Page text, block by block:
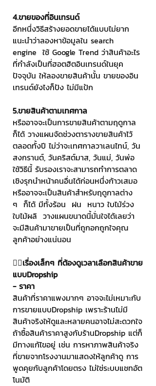
4.ขายของที่อินเทรนด์
อีกหนึ่งวิธีสร้างยอดขายได้แบบไม่ยาก
แนะนำว่าลองหาข้อมูลใน search
engine  ใช้ Google Trend ว่าสินค้าอะไร
ที่กำลังเป็นที่ฮอตฮิตอินเทรนด์ในยุค
ปัจจุบัน ให้ลองขายสินค้านั้น ขายของอิน
เทรนด์ยังไงก็ปัง ไม่มีแป้ก
5.ขายสินค้าตามเทศกาล
หรืออาจจะเป็นการขายสินค้าตามฤดูกาล
ก็ได้ วางแผนจัดช่วงตารางขายสินค้าไว้
ตลอดทั้งปี ไม่ว่าจะเทศกาลวาเลนไทน์, วัน
สงกรานต์, วันคริสต์มาส, วันแม่, วันพ่อ
ใช้วิธีนี้ รับรองเราจะสามารถทำการตลาด
เชิงรุกนำหน้าคนอื่นได้ก่อนหนึ่งก้าวเสมอ
หรืออาจจะเป็นสินค้าสำหรับฤดูกาลต่าง
ๆ  ก็ได้ มีทั้งร้อน  ฝน  หนาว ใบไม้ร่วง
ใบไม้ผลิ  วางแผนขนาดนี้มั่นใจได้เลยว่า
จะมีสินค้ามาขายเป็นที่ถูกอกถูกใจคุณ
ลูกค้าอย่างแน่นอน
👉🏻เรื่องเล็กๆ ที่ต้องดูเวลาเลือกสินค้าขาย
แบบDropship
- ราคา
สินค้าที่ราคาแพงมากๆ อาจจะไม่เหมาะกับ
การขายแบบDropship เพราะร้านไม่มี
สินค้าจริงให้ดูและหลายคนอาจไม่สะดวกใจ
ถ้าซื้อสินค้าราคาสูงกับร้านDropship แต่ก็
มีทางแก้ไขอยู่ เช่น การหาภาพสินค้าจริง
ที่ขายจากโรงงานมาแสดงให้ลูกค้าดู การ
พูดคุยกับลูกค้าโดยตรง ไม่ใช่ระบบแชทอัต
โนมัติ